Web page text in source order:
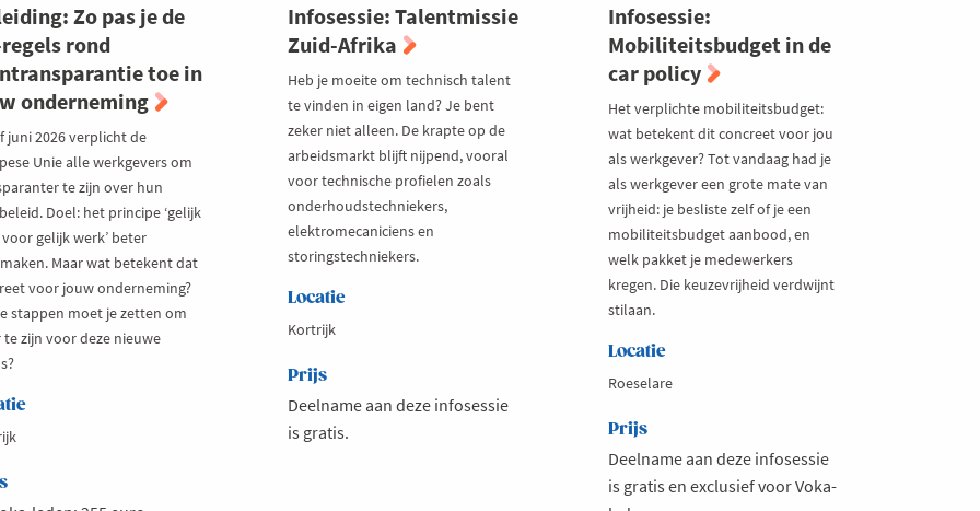
Zo pas je de
regels rond
toe in
onderneming
juni 2026 verplicht de
Unie alle werkgevers om
te zijn over hun
Doel: het principe ‘gelijk
gelijk werk’ beter
Maar wat betekent dat
voor jouw onderneming?
stappen moet je zetten om
te zijn voor deze nieuwe
Infosessie: Talentmissie
Zuid-Afrika
Heb je moeite om technisch talent
te vinden in eigen land? Je bent
zeker niet alleen. De krapte op de
arbeidsmarkt blijft nijpend, vooral
voor technische profielen zoals
onderhoudstechniekers,
elektromecaniciens en
storingstechniekers.
Locatie
Kortrijk
Prijs
Deelname aan deze infosessie
is gratis.
Infosessie:
Mobiliteitsbudget in de
car policy
Het verplichte mobiliteitsbudget:
wat betekent dit concreet voor jou
als werkgever? Tot vandaag had je
als werkgever een grote mate van
vrijheid: je besliste zelf of je een
mobiliteitsbudget aanbood, en
welk pakket je medewerkers
kregen. Die keuzevrijheid verdwijnt
stilaan.
Locatie
Roeselare
Prijs
Deelname aan deze infosessie
is gratis en exclusief voor Voka-